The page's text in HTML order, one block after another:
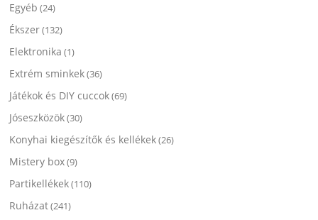
Egyéb (24)
Ékszer(132)
Elektronika (1)
Extrém sminkek(36)
Játékok és DIY cuccok(69)
Jóseszközök(30)
Konyhai kiegészítők és kellékek(26)
Mistery box(9)
Partikellékek(110)
Ruházat(241)